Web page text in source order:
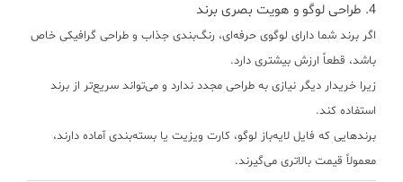
4. طراحی لوگو و هویت بصری برند
اگر برند شما دارای لوگوی حرفه‌ای، رنگ‌بندی جذاب و طراحی گرافیکی خاص
باشد، قطعاً ارزش بیشتری دارد.
زیرا خریدار دیگر نیازی به طراحی مجدد ندارد و می‌تواند سریع‌تر از برند
استفاده کند.
برندهایی که فایل لایه‌باز لوگو، کارت ویزیت یا بسته‌بندی آماده دارند،
معمولاً قیمت بالاتری می‌گیرند.